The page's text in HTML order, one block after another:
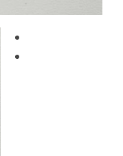
Get Instant Quote